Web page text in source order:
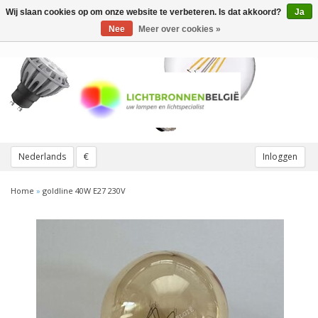
Nederlands € Inloggen
Toggle
Home » goldline 40W E27 230V
Wij slaan cookies op om onze website te verbeteren. Is dat akkoord?
Ja
Nee
Meer over cookies »